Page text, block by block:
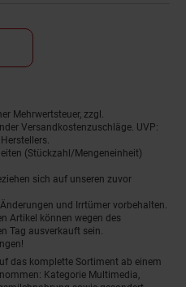
Mehrwertsteuer, zzgl.
Versandkostenzuschläge. UVP:
(Stückzahl/Mengeneinheit)
sich auf unseren zuvor
und Irrtümer vorbehalten.
Artikel können wegen des
Tag ausverkauft sein.
das komplette Sortiment ab einem
Kategorie Multimedia,